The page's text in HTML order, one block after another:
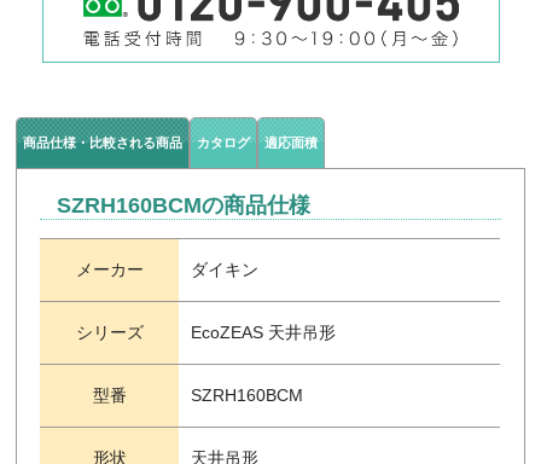
商品仕様・比較される商品 カタログ 適応面積
SZRH160BCMの商品仕様
メーカー ダイキン
シリーズ EcoZEAS 天井吊形
型番 SZRH160BCM
形状 天井吊形